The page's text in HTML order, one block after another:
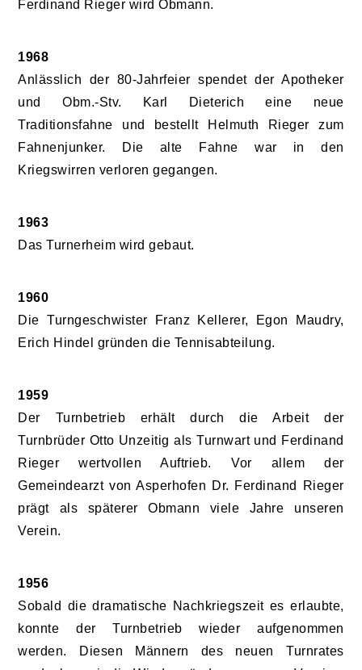
Ferdinand Rieger wird Obmann.
1968
Anlässlich der 80-Jahrfeier spendet der Apotheker
und Obm.-Stv. Karl Dieterich eine neue
Traditionsfahne und bestellt Helmuth Rieger zum
Fahnenjunker. Die alte Fahne war in den
Kriegswirren verloren gegangen.
1963
Das Turnerheim wird gebaut.
1960
Die Turngeschwister Franz Kellerer, Egon Maudry,
Erich Hindel gründen die Tennisabteilung.
1959
Der Turnbetrieb erhält durch die Arbeit der
Turnbrüder Otto Unzeitig als Turnwart und Ferdinand
Rieger wertvollen Auftrieb. Vor allem der
Gemeindearzt von Asperhofen Dr. Ferdinand Rieger
prägt als späterer Obmann viele Jahre unseren
Verein.
1956
Sobald die dramatische Nachkriegszeit es erlaubte,
konnte der Turnbetrieb wieder aufgenommen
werden. Diesen Männern des neuen Turnrates